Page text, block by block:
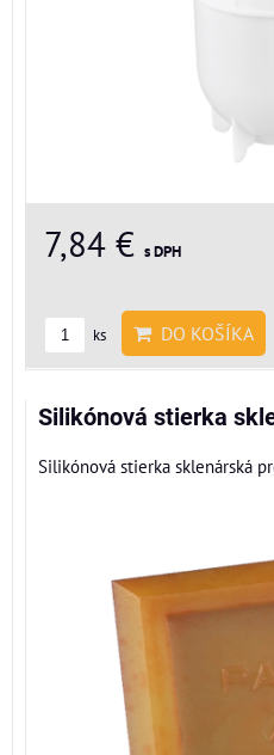
7,84 € s DPH
ks DO KOŠÍKA
Silikónová stierka
Silikónová stierka sklenárská